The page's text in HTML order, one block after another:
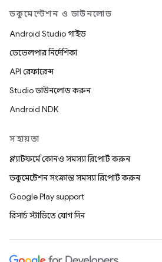
ডকুমেন্টেশন ও ডাউনলোড
Android Studio গাইড
ডেভেলপার নির্দেশিকা
API রেফারেন্স
Studio ডাউনলোড করুন
Android NDK
সহায়তা
প্ল্যাটফর্মে কোনও সমস্যা রিপোর্ট করুন
ডকুমেন্টেশন সংক্রান্ত সমস্যা রিপোর্ট করুন
Google Play support
রিসার্চ স্টাডিতে যোগ দিন